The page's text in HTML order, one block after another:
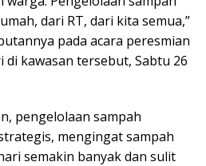
dari RT, dari kita semua,”
pada acara peresmian
di kawasan tersebut, Sabtu 26
pengelolaan sampah
mengingat sampah
semakin banyak dan sulit